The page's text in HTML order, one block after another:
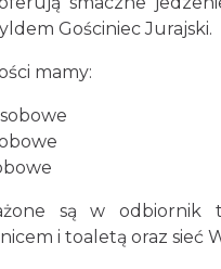
Gościniec Jurajski.
mamy:
są w odbiornik
i toaletą oraz sieć